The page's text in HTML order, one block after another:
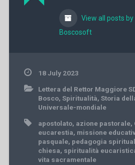
View all posts
Boscosoft
18 July 2023
Lettera del Rettor Maggiore
Bosco, Spiritualità, Storia
Universale-mondiale
apostolato, azione pastorale,
eucarestia, missione
pasquale, pedagogia
chiesa, spiritualità
vita sacramentale